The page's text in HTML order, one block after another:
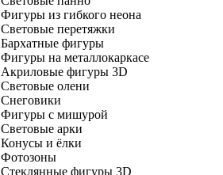
Фигуры из гибкого неона
Световые перетяжки
Бархатные фигуры
Фигуры на металлокаркасе
Акриловые фигуры 3D
Световые олени
Снеговики
Фигуры с мишурой
Световые арки
Конусы и ёлки
Фотозоны
Стеклянные фигуры 3D